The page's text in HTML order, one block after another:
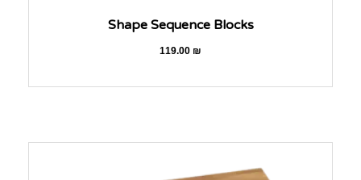
Shape Sequence Blocks
119.00₪